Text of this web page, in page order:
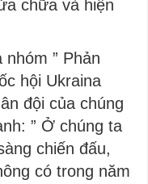
chữa và hiện
” Phản
hội Ukraina
đội của chúng
” Ở chúng ta
chiến đấu,
có trong năm